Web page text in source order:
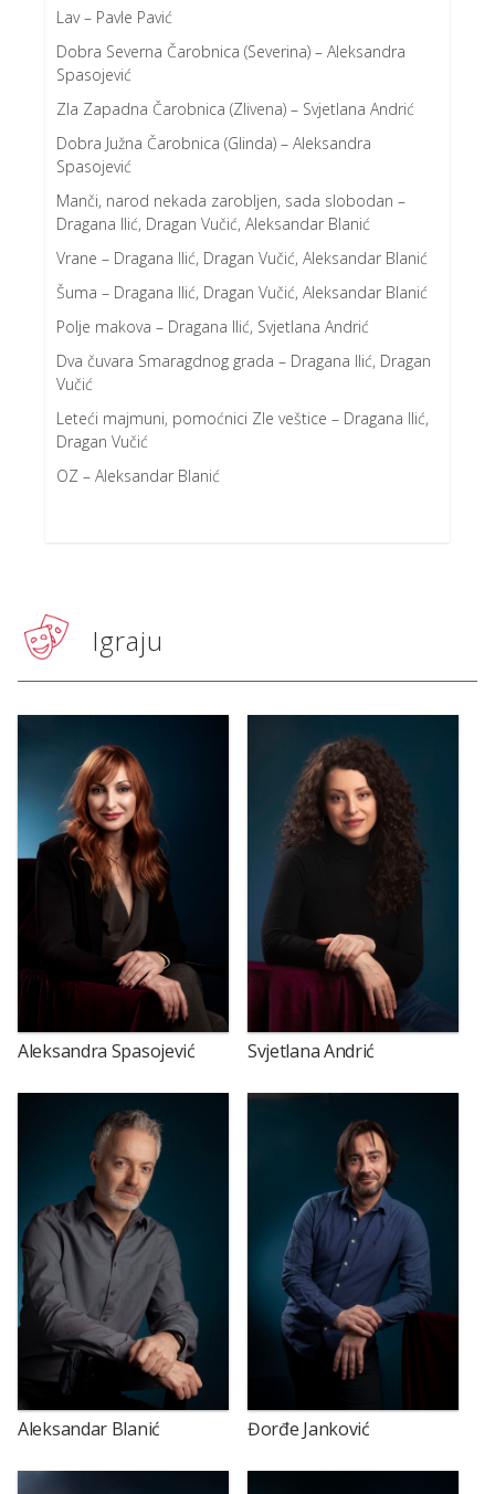
Lav – Pavle Pavić
Dobra Severna Čarobnica (Severina) – Aleksandra
Spasojević
Zla Zapadna Čarobnica (Zlivena) – Svjetlana Andrić
Dobra Južna Čarobnica (Glinda) – Aleksandra
Spasojević
Manči, narod nekada zarobljen, sada slobodan –
Dragana Ilić, Dragan Vučić, Aleksandar Blanić
Vrane – Dragana Ilić, Dragan Vučić, Aleksandar Blanić
Šuma – Dragana Ilić, Dragan Vučić, Aleksandar Blanić
Polje makova – Dragana Ilić, Svjetlana Andrić
Dva čuvara Smaragdnog grada – Dragana Ilić, Dragan
Vučić
Leteći majmuni, pomoćnici Zle veštice – Dragana Ilić,
Dragan Vučić
OZ – Aleksandar Blanić
Igraju
Aleksandra Spasojević Svjetlana Andrić
Aleksandar Blanić Đorđe Janković